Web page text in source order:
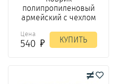
полипропиленовый
армейский с чехлом
Цена
540 КУПИТЬ